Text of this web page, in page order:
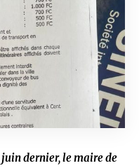
juin dernier, le maire de